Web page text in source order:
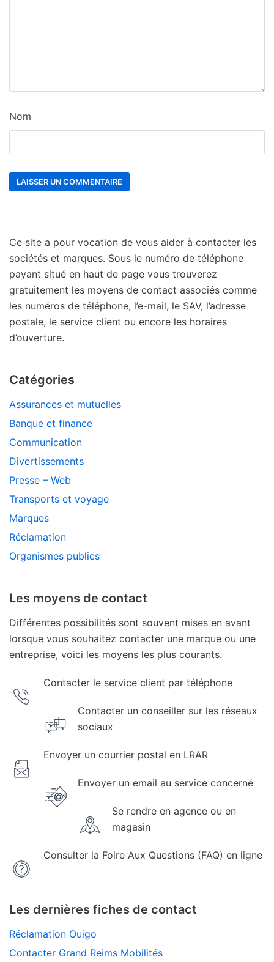
Nom
Ce site a pour vocation de vous aider à contacter les
sociétés et marques. Sous le numéro de téléphone
payant situé en haut de page vous trouverez
gratuitement les moyens de contact associés comme
les numéros de téléphone, l’e-mail, le SAV, l’adresse
postale, le service client ou encore les horaires
d’ouverture.
Catégories
Assurances et mutuelles
Banque et finance
Communication
Divertissements
Presse – Web
Transports et voyage
Marques
Réclamation
Organismes publics
Les moyens de contact
Différentes possibilités sont souvent mises en avant
lorsque vous souhaitez contacter une marque ou une
entreprise, voici les moyens les plus courants.
Contacter le service client par téléphone
Contacter un conseiller sur les réseaux
sociaux
Envoyer un courrier postal en LRAR
Envoyer un email au service concerné
Se rendre en agence ou en
magasin
Consulter la Foire Aux Questions (FAQ) en ligne
Les dernières fiches de contact
Réclamation Ouigo
Contacter Grand Reims Mobilités